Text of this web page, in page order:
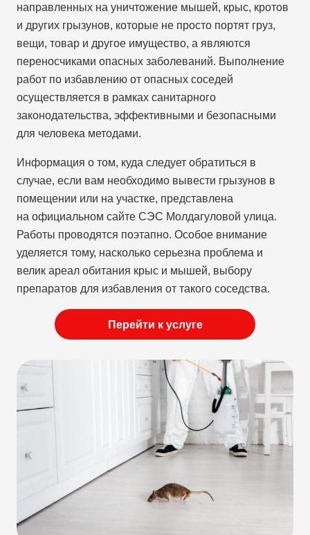
направленных на уничтожение мышей, крыс, кротов
и других грызунов, которые не просто портят груз,
вещи, товар и другое имущество, а являются
переносчиками опасных заболеваний. Выполнение
работ по избавлению от опасных соседей
осуществляется в рамках санитарного
законодательства, эффективными и безопасными
для человека методами.
Информация о том, куда следует обратиться в
случае, если вам необходимо вывести грызунов в
помещении или на участке, представлена
на официальном сайте СЭС Молдагуловой улица.
Работы проводятся поэтапно. Особое внимание
уделяется тому, насколько серьезна проблема и
велик ареал обитания крыс и мышей, выбору
препаратов для избавления от такого соседства.
Перейти к услуге